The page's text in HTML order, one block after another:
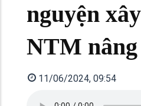
nguyện
NTM nâng
11/06/2024, 09:54